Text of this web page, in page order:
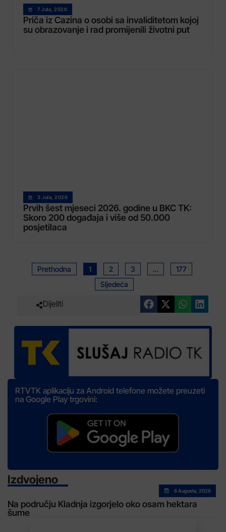
7 Jula, 2026
Priča iz Cazina o osobi sa invaliditetom kojoj
su obrazovanje i rad promijenili životni put
3 Jula, 2026
Prvih šest mjeseci 2026. godine u BKC TK:
Skoro 200 događaja i više od 50.000
posjetilaca
Prethodna 1 2 3 …
177
Sljedeća
Dijeliti
RTVTK aplikaciju za Android telefone možete preuzeti
na Google Play trgovini:
Izdvojeno
8 Augusta, 2026
Na području Kladnja izgorjelo oko osam hektara
šume